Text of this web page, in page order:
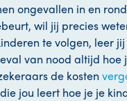
ongevallen in en
wil jij precies
te volgen, leer
van nood altijd
de kosten
jou leert hoe je je